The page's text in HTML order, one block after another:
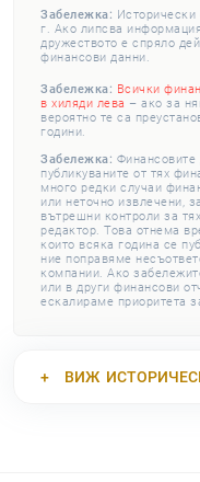
Забележка:
г. Ако липсва
дружеството е спряло
финансови данни.
Забележка: Всички
в хиляди лева – ако за
вероятно те са
години.
Забележка: Финансовите
публикуваните от тях
много редки случаи
или неточно извлечени,
вътрешни контроли за
редактор. Това отнема
които всяка година се
ние поправяме
компании. Ако
или в други финансови
ескалираме приоритета
ВИЖ